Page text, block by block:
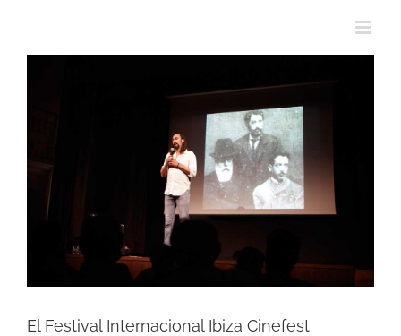
El Festival Internacional Ibiza Cinefest